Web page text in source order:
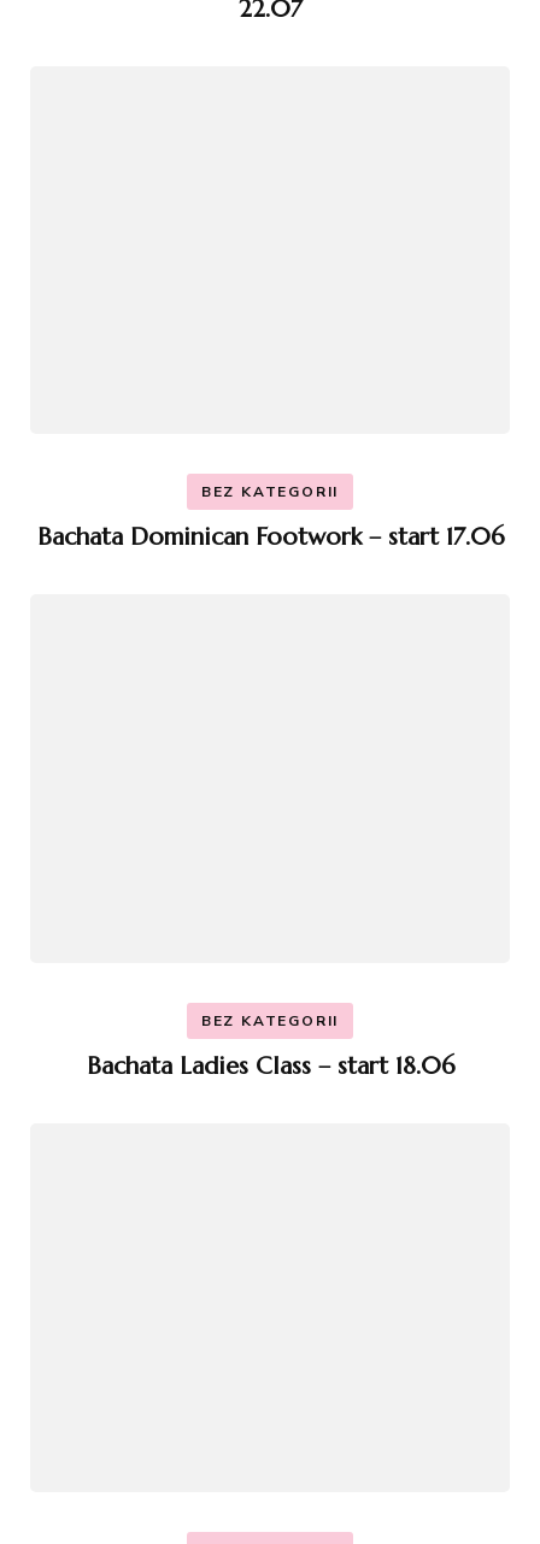
22.07
BEZ KATEGORII
Bachata Dominican Footwork – start 17.06
BEZ KATEGORII
Bachata Ladies Class – start 18.06